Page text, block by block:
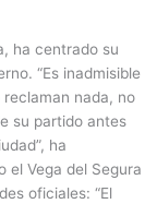
ha centrado su
“Es inadmisible
reclaman nada, no
su partido antes
ha
el Vega del Segura
oficiales: “El